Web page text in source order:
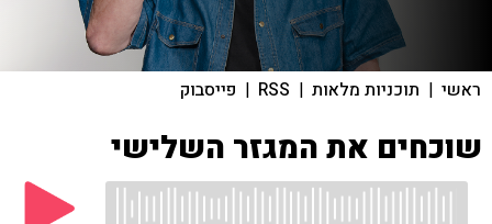
ראשי | תוכניות מלאות |
RSS
| פייסבוק
שוכחים את המגזר השלישי